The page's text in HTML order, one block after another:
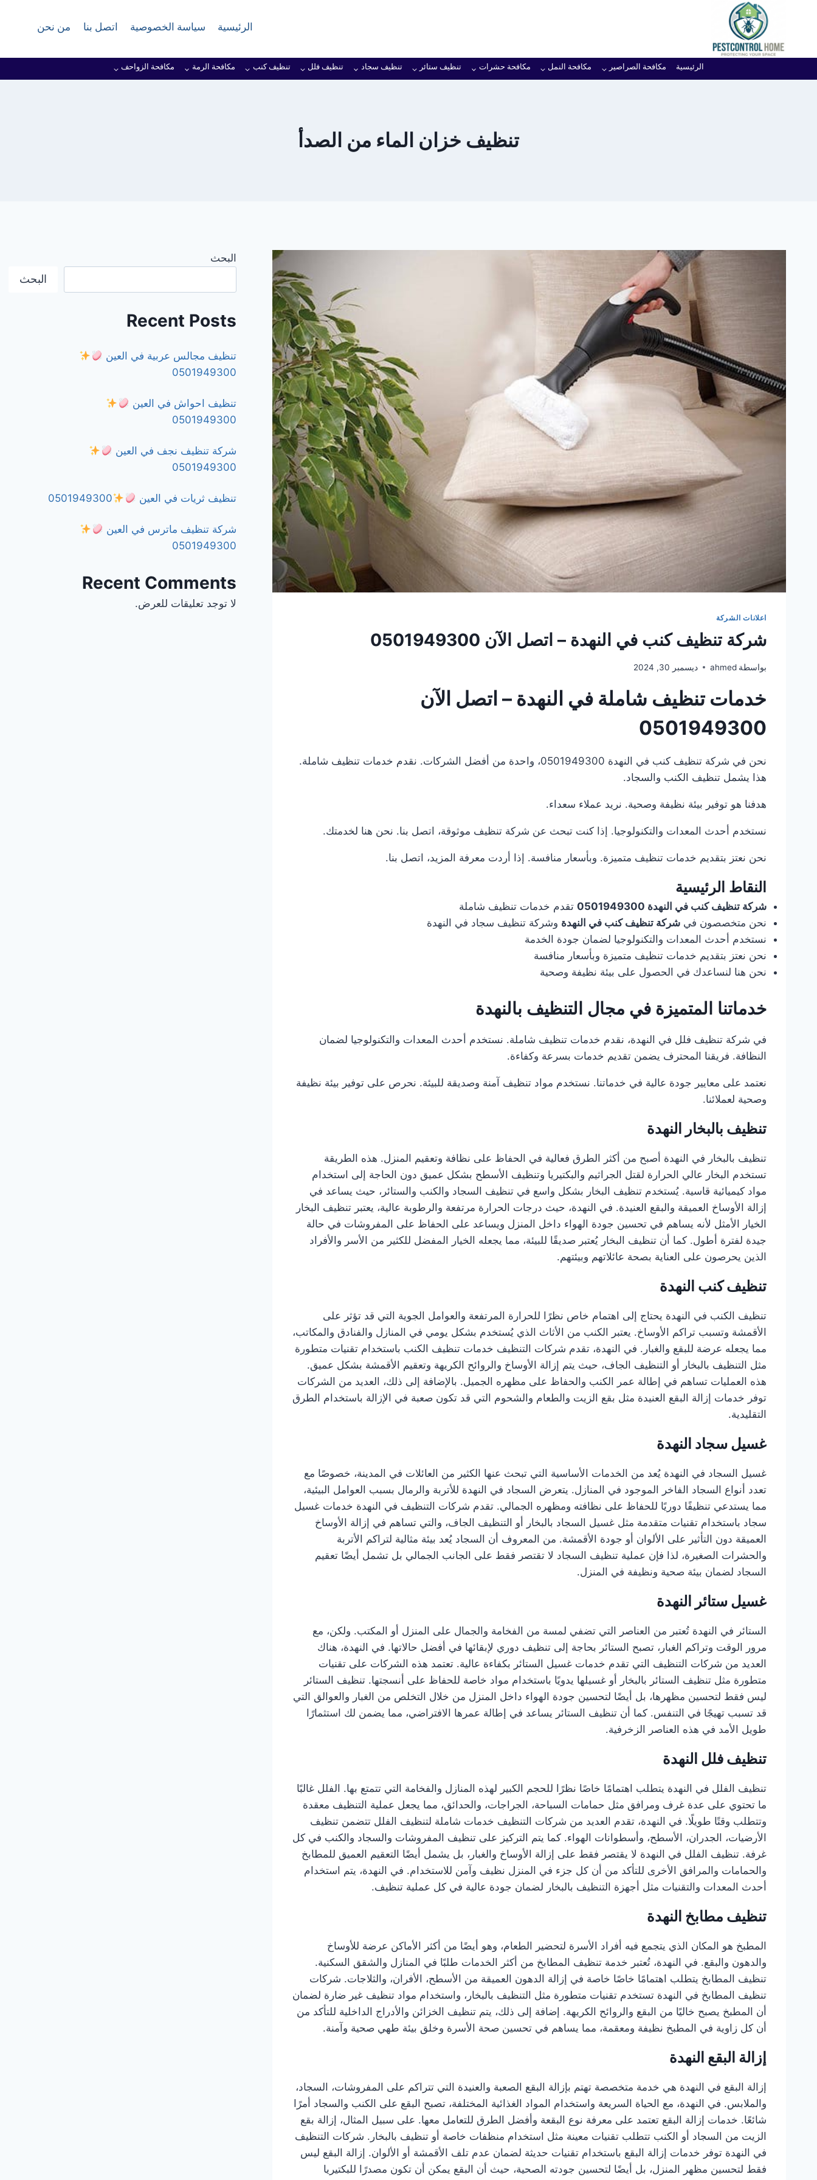
المحتوى
الرئيسية سياسة الخصوصية اتصل بنا من نحن
الرئيسية مكافحة الصراصير مكافحة النمل مكافحة حشرات تنظيف ستائر تنظيف سجاد تنظيف فلل تنظيف كنب مكافحة الرمة مكافحة الزواحف
تنظيف خزان الماء من الصدأ
اعلانات الشركة
شركة تنظيف كنب في النهدة – اتصل الآن 0501949300
بواسطة ahmed ديسمبر 30, 2024
خدمات تنظيف شاملة في النهدة – اتصل الآن
0501949300
نحن في شركة تنظيف كنب في النهدة 0501949300، واحدة من أفضل الشركات. نقدم خدمات تنظيف شاملة.
هذا يشمل تنظيف الكنب والسجاد.
هدفنا هو توفير بيئة نظيفة وصحية. نريد عملاء سعداء.
نستخدم أحدث المعدات والتكنولوجيا. إذا كنت تبحث عن شركة تنظيف موثوقة، اتصل بنا. نحن هنا لخدمتك.
نحن نعتز بتقديم خدمات تنظيف متميزة. وبأسعار منافسة. إذا أردت معرفة المزيد، اتصل بنا.
النقاط الرئيسية
شركة تنظيف كنب في النهدة 0501949300
تقدم خدمات تنظيف شاملة
نحن متخصصون فيشركة تنظيف كنب في النهدة وشركة تنظيف سجاد في النهدة
نستخدم أحدث المعدات والتكنولوجيا لضمان جودة الخدمة
نحن نعتز بتقديم خدمات تنظيف متميزة وبأسعار منافسة
نحن هنا لنساعدك في الحصول على بيئة نظيفة وصحية
خدماتنا المتميزة في مجال التنظيف بالنهدة
في شركة تنظيف فلل في النهدة، نقدم خدمات تنظيف شاملة. نستخدم أحدث المعدات والتكنولوجيا لضمان
النظافة. فريقنا المحترف يضمن تقديم خدمات بسرعة وكفاءة.
نعتمد على معايير جودة عالية في خدماتنا. نستخدم مواد تنظيف آمنة وصديقة للبيئة. نحرص على توفير بيئة نظيفة
وصحية لعملائنا.
تنظيف بالبخار النهدة
تنظيف بالبخار في النهدة أصبح من أكثر الطرق فعالية في الحفاظ على نظافة وتعقيم المنزل. هذه الطريقة
تستخدم البخار عالي الحرارة لقتل الجراثيم والبكتيريا وتنظيف الأسطح بشكل عميق دون الحاجة إلى استخدام
مواد كيميائية قاسية. يُستخدم تنظيف البخار بشكل واسع في تنظيف السجاد والكنب والستائر، حيث يساعد في
إزالة الأوساخ العميقة والبقع العنيدة. في النهدة، حيث درجات الحرارة مرتفعة والرطوبة عالية، يعتبر تنظيف البخار
الخيار الأمثل لأنه يساهم في تحسين جودة الهواء داخل المنزل ويساعد على الحفاظ على المفروشات في حالة
جيدة لفترة أطول. كما أن تنظيف البخار يُعتبر صديقًا للبيئة، مما يجعله الخيار المفضل للكثير من الأسر والأفراد
الذين يحرصون على العناية بصحة عائلاتهم وبيئتهم.
تنظيف كنب النهدة
تنظيف الكنب في النهدة يحتاج إلى اهتمام خاص نظرًا للحرارة المرتفعة والعوامل الجوية التي قد تؤثر على
الأقمشة وتسبب تراكم الأوساخ. يعتبر الكنب من الأثاث الذي يُستخدم بشكل يومي في المنازل والفنادق والمكاتب،
مما يجعله عرضة للبقع والغبار. في النهدة، تقدم شركات التنظيف خدمات تنظيف الكنب باستخدام تقنيات متطورة
مثل التنظيف بالبخار أو التنظيف الجاف، حيث يتم إزالة الأوساخ والروائح الكريهة وتعقيم الأقمشة بشكل عميق.
هذه العمليات تساهم في إطالة عمر الكنب والحفاظ على مظهره الجميل. بالإضافة إلى ذلك، العديد من الشركات
توفر خدمات إزالة البقع العنيدة مثل بقع الزيت والطعام والشحوم التي قد تكون صعبة في الإزالة باستخدام الطرق
التقليدية.
غسيل سجاد النهدة
غسيل السجاد في النهدة يُعد من الخدمات الأساسية التي تبحث عنها الكثير من العائلات في المدينة، خصوصًا مع
تعدد أنواع السجاد الفاخر الموجود في المنازل. يتعرض السجاد في النهدة للأتربة والرمال بسبب العوامل البيئية،
مما يستدعي تنظيفًا دوريًا للحفاظ على نظافته ومظهره الجمالي. تقدم شركات التنظيف في النهدة خدمات غسيل
سجاد باستخدام تقنيات متقدمة مثل غسيل السجاد بالبخار أو التنظيف الجاف، والتي تساهم في إزالة الأوساخ
العميقة دون التأثير على الألوان أو جودة الأقمشة. من المعروف أن السجاد يُعد بيئة مثالية لتراكم الأتربة
والحشرات الصغيرة، لذا فإن عملية تنظيف السجاد لا تقتصر فقط على الجانب الجمالي بل تشمل أيضًا تعقيم
السجاد لضمان بيئة صحية ونظيفة في المنزل.
غسيل ستائر النهدة
الستائر في النهدة تُعتبر من العناصر التي تضفي لمسة من الفخامة والجمال على المنزل أو المكتب. ولكن، مع
مرور الوقت وتراكم الغبار، تصبح الستائر بحاجة إلى تنظيف دوري لإبقائها في أفضل حالاتها. في النهدة، هناك
العديد من شركات التنظيف التي تقدم خدمات غسيل الستائر بكفاءة عالية. تعتمد هذه الشركات على تقنيات
متطورة مثل تنظيف الستائر بالبخار أو غسيلها يدويًا باستخدام مواد خاصة للحفاظ على أنسجتها. تنظيف الستائر
ليس فقط لتحسين مظهرها، بل أيضًا لتحسين جودة الهواء داخل المنزل من خلال التخلص من الغبار والعوالق التي
قد تسبب تهيجًا في التنفس. كما أن تنظيف الستائر يساعد في إطالة عمرها الافتراضي، مما يضمن لك استثمارًا
طويل الأمد في هذه العناصر الزخرفية.
تنظيف فلل النهدة
تنظيف الفلل في النهدة يتطلب اهتمامًا خاصًا نظرًا للحجم الكبير لهذه المنازل والفخامة التي تتمتع بها. الفلل غالبًا
ما تحتوي على عدة غرف ومرافق مثل حمامات السباحة، الجراجات، والحدائق، مما يجعل عملية التنظيف معقدة
وتتطلب وقتًا طويلًا. في النهدة، تقدم العديد من شركات التنظيف خدمات شاملة لتنظيف الفلل تتضمن تنظيف
الأرضيات، الجدران، الأسطح، وأسطوانات الهواء. كما يتم التركيز على تنظيف المفروشات والسجاد والكنب في كل
غرفة. تنظيف الفلل في النهدة لا يقتصر فقط على إزالة الأوساخ والغبار، بل يشمل أيضًا التعقيم العميق للمطابخ
والحمامات والمرافق الأخرى للتأكد من أن كل جزء في المنزل نظيف وآمن للاستخدام. في النهدة، يتم استخدام
أحدث المعدات والتقنيات مثل أجهزة التنظيف بالبخار لضمان جودة عالية في كل عملية تنظيف.
تنظيف مطابخ النهدة
المطبخ هو المكان الذي يتجمع فيه أفراد الأسرة لتحضير الطعام، وهو أيضًا من أكثر الأماكن عرضة للأوساخ
والدهون والبقع. في النهدة، تُعتبر خدمة تنظيف المطابخ من أكثر الخدمات طلبًا في المنازل والشقق السكنية.
تنظيف المطابخ يتطلب اهتمامًا خاصًا خاصة في إزالة الدهون العميقة من الأسطح، الأفران، والثلاجات. شركات
تنظيف المطابخ في النهدة تستخدم تقنيات متطورة مثل التنظيف بالبخار، واستخدام مواد تنظيف غير ضارة لضمان
أن المطبخ يصبح خاليًا من البقع والروائح الكريهة. إضافة إلى ذلك، يتم تنظيف الخزائن والأدراج الداخلية للتأكد من
أن كل زاوية في المطبخ نظيفة ومعقمة، مما يساهم في تحسين صحة الأسرة وخلق بيئة طهي صحية وآمنة.
إزالة البقع النهدة
إزالة البقع في النهدة هي خدمة متخصصة تهتم بإزالة البقع الصعبة والعنيدة التي تتراكم على المفروشات، السجاد،
والملابس. في النهدة، مع الحياة السريعة واستخدام المواد الغذائية المختلفة، تصبح البقع على الكنب والسجاد أمرًا
شائعًا. خدمات إزالة البقع تعتمد على معرفة نوع البقعة وأفضل الطرق للتعامل معها. على سبيل المثال، إزالة بقع
الزيت من السجاد أو الكنب تتطلب تقنيات معينة مثل استخدام منظفات خاصة أو تنظيف بالبخار. شركات التنظيف
في النهدة توفر خدمات إزالة البقع باستخدام تقنيات حديثة لضمان عدم تلف الأقمشة أو الألوان. إزالة البقع ليس
فقط لتحسين مظهر المنزل، بل أيضًا لتحسين جودته الصحية، حيث أن البقع يمكن أن تكون مصدرًا للبكتيريا
البحث
البحث
Recent Posts
تنظيف مجالس عربية في العين
0501949300
تنظيف احواش في العين
0501949300
شركة تنظيف نجف في العين
0501949300
تنظيف ثريات في العين 0501949300
شركة تنظيف ماترس في العين
0501949300
Recent Comments
لا توجد تعليقات للعرض.